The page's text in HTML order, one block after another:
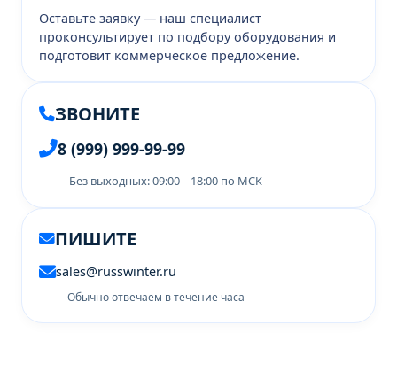
Оставьте заявку — наш специалист
проконсультирует по подбору оборудования и
подготовит коммерческое предложение.
ЗВОНИТЕ
8 (999) 999-99-99
Без выходных: 09:00 – 18:00 по МСК
ПИШИТЕ
sales@russwinter.ru
Обычно отвечаем в течение часа